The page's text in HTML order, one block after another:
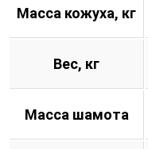
Масса кожуха, кг
Вес, кг
Масса шамота